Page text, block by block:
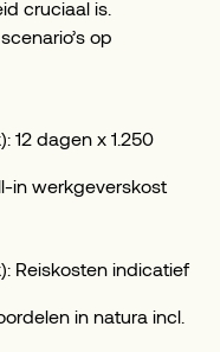
cruciaal is.
op
12 dagen x 1.250
in werkgeverskost
Reiskosten indicatief
in natura incl.